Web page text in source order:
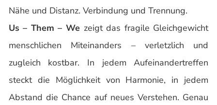
Nähe und Distanz. Verbindung und Trennung.
Us – Them – We zeigt das fragile Gleichgewicht
menschlichen Miteinanders – verletzlich und
zugleich kostbar. In jedem Aufeinandertreffen
steckt die Möglichkeit von Harmonie, in jedem
Abstand die Chance auf neues Verstehen. Genau